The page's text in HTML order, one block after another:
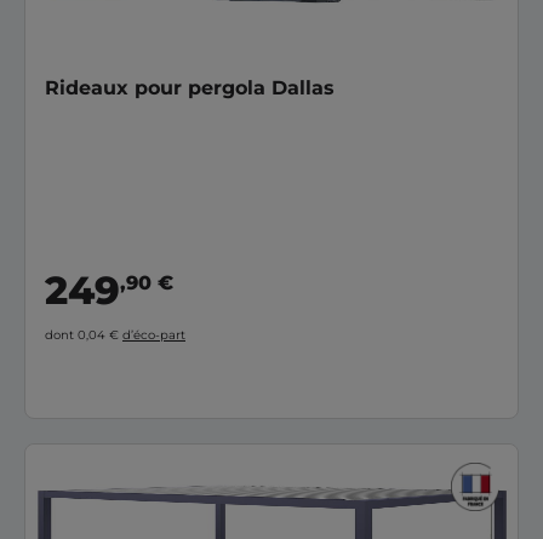
Rideaux pour pergola Dallas
249,90 €
dont 0,04 € d’éco-part